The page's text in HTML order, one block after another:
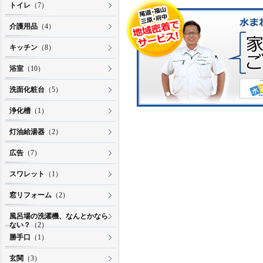
トイレ （7）
介護用品 （4）
キッチン （8）
浴室 （10）
洗面化粧台 （5）
浄化槽 （1）
灯油給湯器 （2）
広告 （7）
スワレット （1）
窓リフォーム （2）
風呂場の洗濯機、なんとかなら
ない？（2）
勝手口
（1）
玄関 （3）